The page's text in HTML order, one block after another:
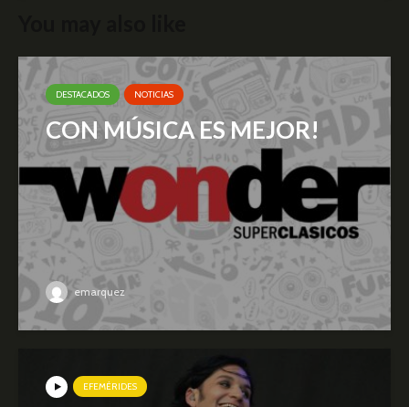
DESTACADOS NOTICIAS
CON MÚSICA ES MEJOR!
emarquez
EFEMÉRIDES